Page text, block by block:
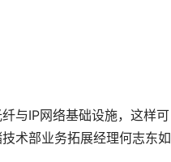
与IP网络基础设施，这样可
术部业务拓展经理何志东如